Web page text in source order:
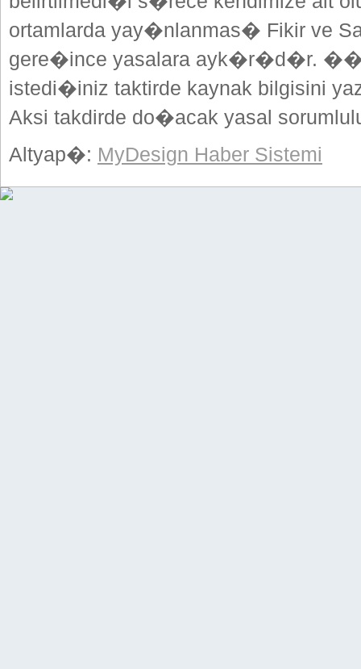
ortamlarda yay�nlanmas� Fikir ve
gere�ince yasalara ayk�r�d�r.
istedi�iniz taktirde kaynak bilgisini
Aksi takdirde do�acak yasal
Altyap�: MyDesign Haber Sistemi